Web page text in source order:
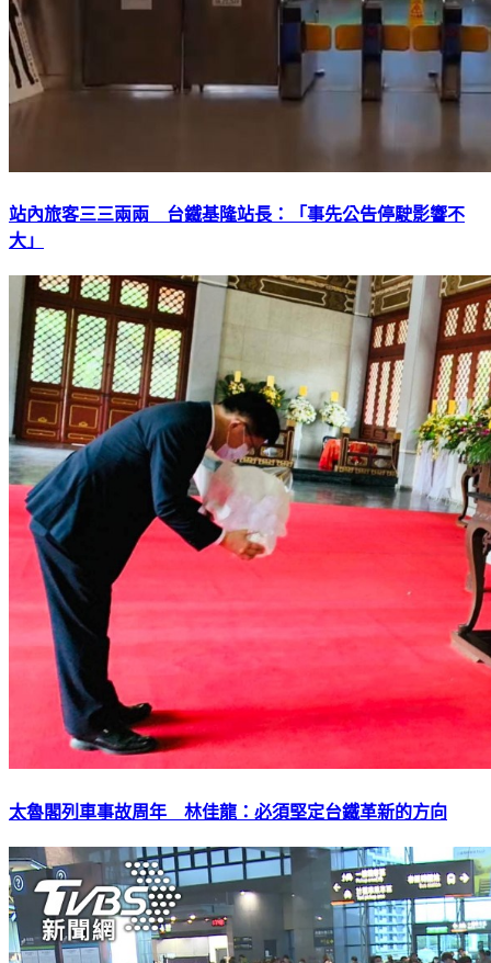
站內旅客三三兩兩 台鐵基隆站長：「事先公告停駛影響不
大」
太魯閣列車事故周年 林佳龍：必須堅定台鐵革新的方向